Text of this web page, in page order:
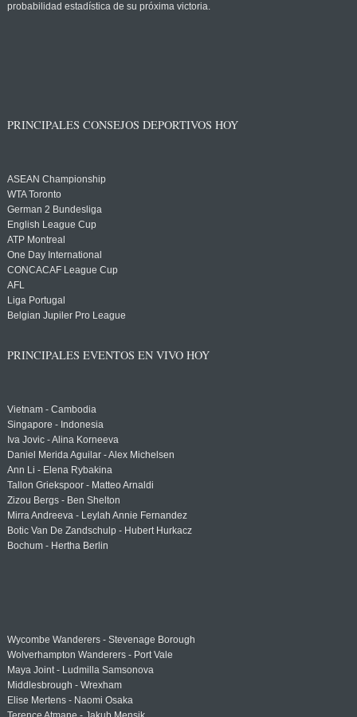
probabilidad estadística de su próxima victoria.
PRINCIPALES CONSEJOS DEPORTIVOS HOY
ASEAN Championship
WTA Toronto
German 2 Bundesliga
English League Cup
ATP Montreal
One Day International
CONCACAF League Cup
AFL
Liga Portugal
Belgian Jupiler Pro League
PRINCIPALES EVENTOS EN VIVO HOY
Vietnam - Cambodia
Singapore - Indonesia
Iva Jovic - Alina Korneeva
Daniel Merida Aguilar - Alex Michelsen
Ann Li - Elena Rybakina
Tallon Griekspoor - Matteo Arnaldi
Zizou Bergs - Ben Shelton
Mirra Andreeva - Leylah Annie Fernandez
Botic Van De Zandschulp - Hubert Hurkacz
Bochum - Hertha Berlin
Wycombe Wanderers - Stevenage Borough
Wolverhampton Wanderers - Port Vale
Maya Joint - Ludmilla Samsonova
Middlesbrough - Wrexham
Elise Mertens - Naomi Osaka